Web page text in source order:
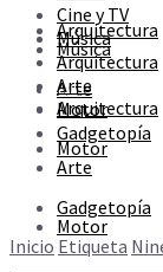
Arquitectura
Arte
Motor
Gadgetopía
Música
Arquitectura
Arte
Motor
Sin resultados
Ver todos los
Cine y TV
Música
Arquitectura
Arte
Motor
Gadgetopía
Inicio Etiqueta